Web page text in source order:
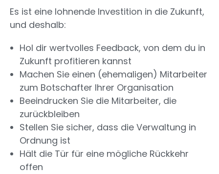
Es ist eine lohnende Investition in die Zukunft,
und deshalb:
Hol dir wertvolles Feedback, von dem du in
Zukunft profitieren kannst
Machen Sie einen (ehemaligen) Mitarbeiter
zum Botschafter Ihrer Organisation
Beeindrucken Sie die Mitarbeiter, die
zurückbleiben
Stellen Sie sicher, dass die Verwaltung in
Ordnung ist
Hält die Tür für eine mögliche Rückkehr
offen